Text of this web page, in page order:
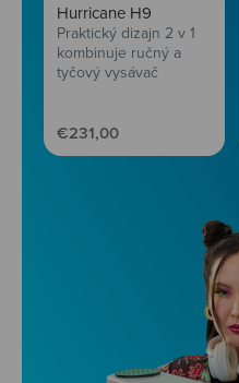
Hurricane H9
Praktický dizajn 2 v 1
kombinuje ručný a
tyčový vysávač
Predajná cena
€231,00